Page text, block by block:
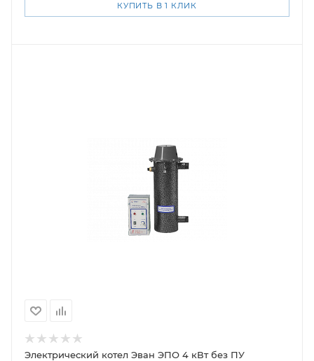
КУПИТЬ В 1 КЛИК
Электрический котел Эван ЭПО 4 кВт без ПУ